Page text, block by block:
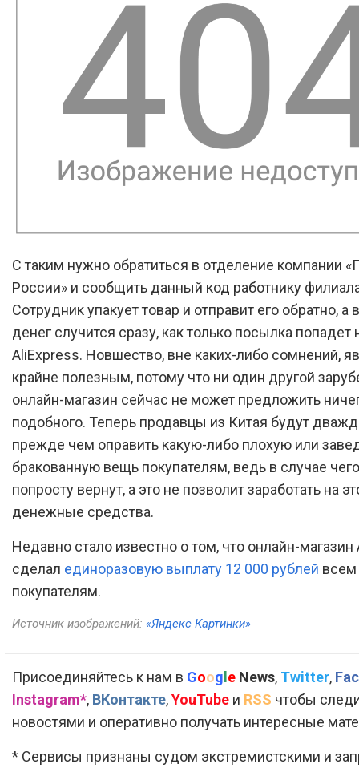
С таким нужно обратиться в отделение компании
России» и сообщить данный код работнику
Сотрудник упакует товар и отправит его обратно, а
денег случится сразу, как только посылка попадет
AliExpress. Новшество, вне каких-либо сомнений,
крайне полезным, потому что ни один другой
онлайн-магазин сейчас не может предложить
подобного. Теперь продавцы из Китая будут
прежде чем оправить какую-либо плохую или
бракованную вещь покупателям, ведь в случае
попросту вернут, а это не позволит заработать на
денежные средства.
Недавно стало известно о том, что онлайн-магазин
сделал единоразовую выплату 12 000 рублей всем
покупателям.
Источник изображений: «Яндекс Картинки»
Присоединяйтесь к нам в Google News, Twitter,
Instagram*, ВКонтакте,YouTube и RSS чтобы
новостями и оперативно получать интересные
* Сервисы признаны судом экстремистскими и